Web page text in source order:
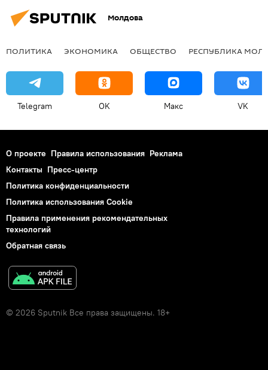
Молдова
ПОЛИТИКА ЭКОНОМИКА ОБЩЕСТВО РЕСПУБЛИКА
Telegram OK Макс VK
О проекте Правила использования Реклама
Контакты Пресс-центр
Политика конфиденциальности
Политика использования Cookie
Правила применения рекомендательных
технологий
Обратная связь
© 2026 Sputnik Все права защищены. 18+